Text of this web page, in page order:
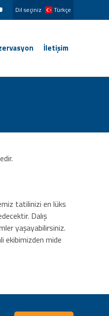
Dil seçiniz Türkçe
İletişim
tatilinizi en lüks
Dalış
yaşayabilirsiniz.
ekibimizden mide